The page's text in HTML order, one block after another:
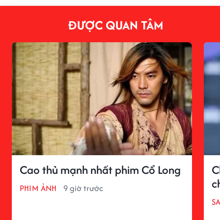
ĐƯỢC QUAN TÂM
Cao thủ mạnh nhất phim Cổ Long
PHIM ẢNH 9 giờ trước